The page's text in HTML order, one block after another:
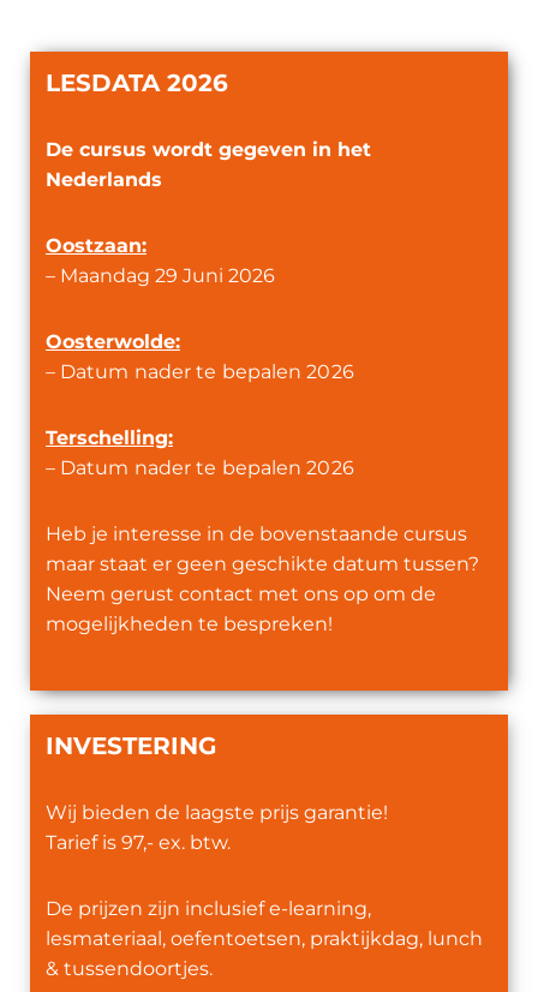
LESDATA 2026
De cursus wordt gegeven in het
Nederlands
Oostzaan:
– Maandag 29 Juni 2026
Oosterwolde:
– Datum nader te bepalen 2026
Terschelling:
– Datum nader te bepalen 2026
Heb je interesse in de bovenstaande cursus
maar staat er geen geschikte datum tussen?
Neem gerust contact met ons op om de
mogelijkheden te bespreken!
INVESTERING
Wij bieden de laagste prijs garantie!
Tarief is 97,- ex. btw.
De prijzen zijn inclusief e-learning,
lesmateriaal, oefentoetsen, praktijkdag, lunch
& tussendoortjes.